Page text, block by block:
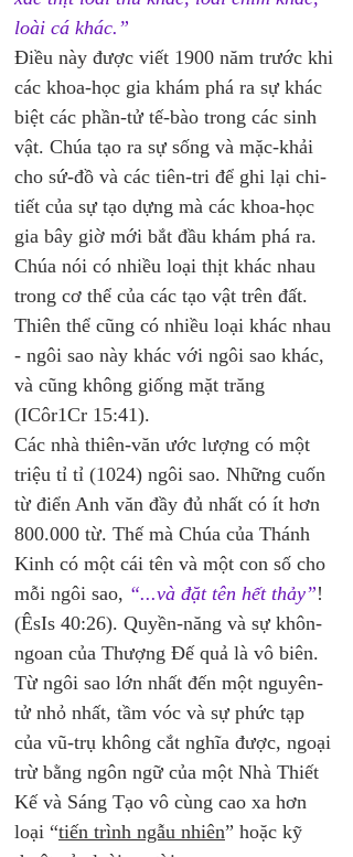
loài cá khác.”
Điều này được viết 1900 năm trước khi
các khoa-học gia khám phá ra sự khác
biệt các phần-tử tế-bào trong các sinh
vật. Chúa tạo ra sự sống và mặc-khải
cho sứ-đồ và các tiên-tri để ghi lại chi-
tiết của sự tạo dựng mà các khoa-học
gia bây giờ mới bắt đầu khám phá ra.
Chúa nói có nhiều loại thịt khác nhau
trong cơ thể của các tạo vật trên đất.
Thiên thể cũng có nhiều loại khác nhau
- ngôi sao này khác với ngôi sao khác,
và cũng không giống mặt trăng
(ICôr1Cr 15:41).
Các nhà thiên-văn ước lượng có một
triệu tỉ tỉ (1024) ngôi sao. Những cuốn
từ điển Anh văn đầy đủ nhất có ít hơn
800.000 từ. Thế mà Chúa của Thánh
Kinh có một cái tên và một con số cho
mỗi ngôi sao, “...và đặt tên hết thảy”!
(ÊsIs 40:26). Quyền-năng và sự khôn-
ngoan của Thượng Đế quả là vô biên.
Từ ngôi sao lớn nhất đến một nguyên-
tử nhỏ nhất, tầm vóc và sự phức tạp
của vũ-trụ không cắt nghĩa được, ngoại
trừ bằng ngôn ngữ của một Nhà Thiết
Kế và Sáng Tạo vô cùng cao xa hơn
loại “tiến trình ngẫu nhiên” hoặc kỹ